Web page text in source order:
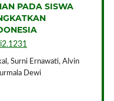
PADA SISWA
Surni Ernawati, Alvin
Dewi